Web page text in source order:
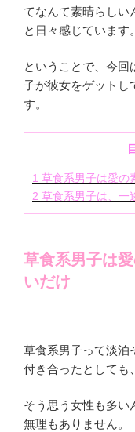
てなんて素晴らしい
と日々感じています。
ということで、今回
子が彼女をゲットし
す。
1 草食系男子は愛の
2 草食系男子は、一
草食系男子は
いだけ
草食系男子って淡泊
付き合ったとしても
そう思う女性も多い
無理もありません。